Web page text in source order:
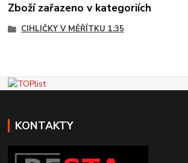
Zboží zařazeno v kategoriích
CIHLIČKY V MĚŘÍTKU 1:35
KONTAKTY